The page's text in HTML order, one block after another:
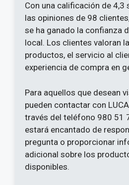
Con una calificación de 4,3
las opiniones de 98
se ha ganado la confianza
local. Los clientes valoran
productos, el servicio al
experiencia de compra en
Para aquellos que desean
pueden contactar con
través del teléfono 980 51
estará encantado de
pregunta o proporcionar
adicional sobre los
disponibles.